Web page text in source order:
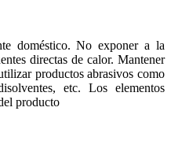
doméstico. No exponer a la
directas de calor. Mantener
productos abrasivos como
etc. Los elementos
producto